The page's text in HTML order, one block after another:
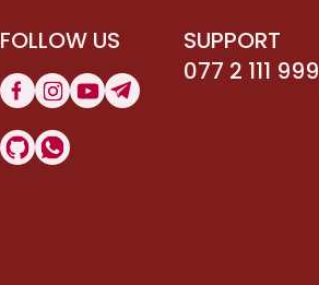
FOLLOW US
SUPPORT
077 2 111 999